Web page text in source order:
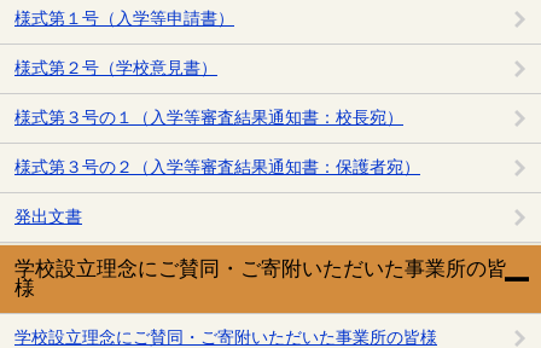
様式第１号（入学等申請書）
様式第２号（学校意見書）
様式第３号の１（入学等審査結果通知書：校長宛）
様式第３号の２（入学等審査結果通知書：保護者宛）
発出文書
学校設立理念にご賛同・ご寄附いただいた事業所の皆
様
学校設立理念にご賛同・ご寄附いただいた事業所の皆様